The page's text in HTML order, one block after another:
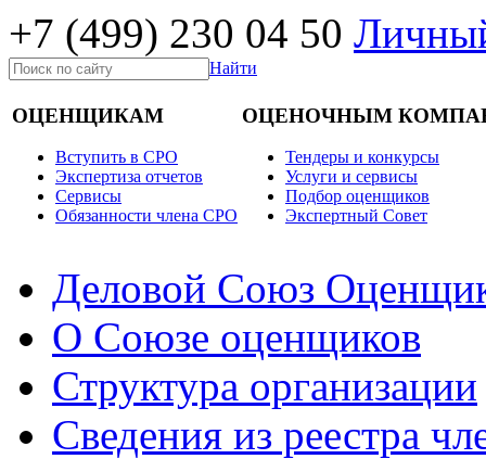
+7 (499) 230 04 50
Найти
ОЦЕНЩИКАМ
Вступить в СРО
Экспертиза отчетов
Cервисы
Обязанности члена СРО
ОЦЕНОЧНЫМ
Тендеры и конкурсы
Услуги и сервисы
Подбор оценщиков
Экспертный Совет
Деловой Союз
О Союзе оценщиков
Структура организации
Сведения из реестра